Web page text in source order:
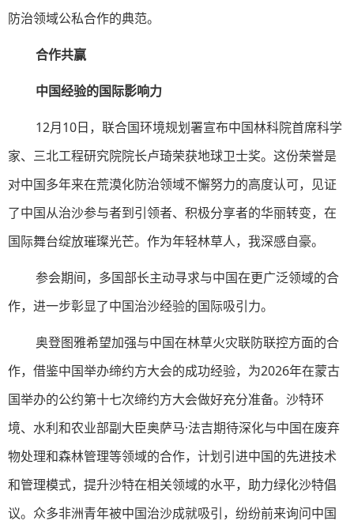
防治领域公私合作的典范。
合作共赢
中国经验的国际影响力
12月10日，联合国环境规划署宣布中国林科院首席科学
家、三北工程研究院院长卢琦荣获地球卫士奖。这份荣誉是
对中国多年来在荒漠化防治领域不懈努力的高度认可，见证
了中国从治沙参与者到引领者、积极分享者的华丽转变，在
国际舞台绽放璀璨光芒。作为年轻林草人，我深感自豪。
参会期间，多国部长主动寻求与中国在更广泛领域的合
作，进一步彰显了中国治沙经验的国际吸引力。
奥登图雅希望加强与中国在林草火灾联防联控方面的合
作，借鉴中国举办缔约方大会的成功经验，为2026年在蒙古
国举办的公约第十七次缔约方大会做好充分准备。沙特环
境、水利和农业部副大臣奥萨马·法吉期待深化与中国在废弃
物处理和森林管理等领域的合作，计划引进中国的先进技术
和管理模式，提升沙特在相关领域的水平，助力绿化沙特倡
议。众多非洲青年被中国治沙成就吸引，纷纷前来询问中国